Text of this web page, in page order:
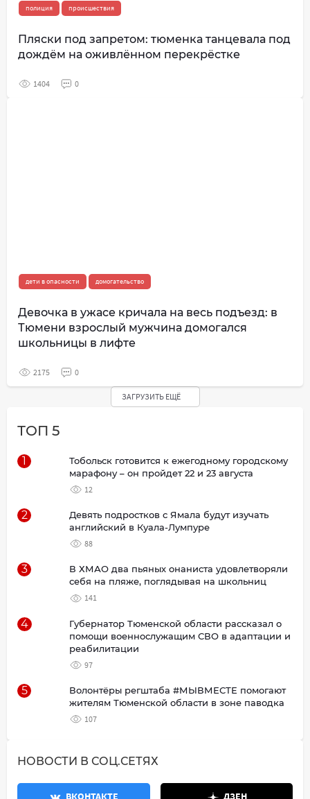
полиция происшествия
Пляски под запретом: тюменка танцевала под
дождём на оживлённом перекрёстке
1404 0
дети в опасности домогательство
Девочка в ужасе кричала на весь подъезд: в
Тюмени взрослый мужчина домогался
школьницы в лифте
2175 0
ЗАГРУЗИТЬ ЕЩЁ
ТОП 5
1
Тобольск готовится к ежегодному городскому
марафону – он пройдет 22 и 23 августа
12
2
Девять подростков с Ямала будут изучать
английский в Куала-Лумпуре
88
3
В ХМАО два пьяных онаниста удовлетворяли
себя на пляже, поглядывая на школьниц
141
4
Губернатор Тюменской области рассказал о
помощи военнослужащим СВО в адаптации и
реабилитации
97
5
Волонтёры регштаба #МЫВМЕСТЕ помогают
жителям Тюменской области в зоне паводка
107
НОВОСТИ В СОЦ.СЕТЯХ
ВКОНТАКТЕ ДЗЕН